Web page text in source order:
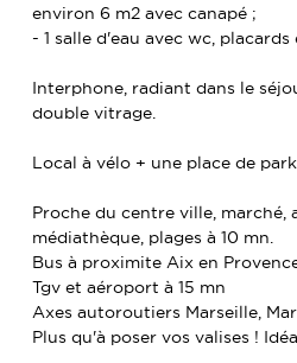
environ 6 m2 avec canapé ;
- 1 salle d'eau avec wc,
Interphone, radiant dans le
double vitrage.
Local à vélo + une place de
Proche du centre ville, marché,
médiathèque, plages à 10 mn.
Bus à proximite Aix en
Tgv et aéroport à 15 mn
Axes autoroutiers Marseille,
Plus qu'à poser vos valises !